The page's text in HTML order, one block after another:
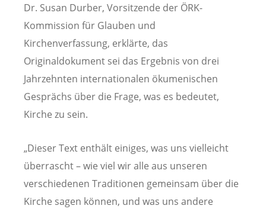
Dr. Susan Durber, Vorsitzende der ÖRK-
Kommission für Glauben und
Kirchenverfassung, erklärte, das
Originaldokument sei das Ergebnis von drei
Jahrzehnten internationalen ökumenischen
Gesprächs über die Frage, was es bedeutet,
Kirche zu sein.
„Dieser Text enthält einiges, was uns vielleicht
überrascht – wie viel wir alle aus unseren
verschiedenen Traditionen gemeinsam über die
Kirche sagen können, und was uns andere